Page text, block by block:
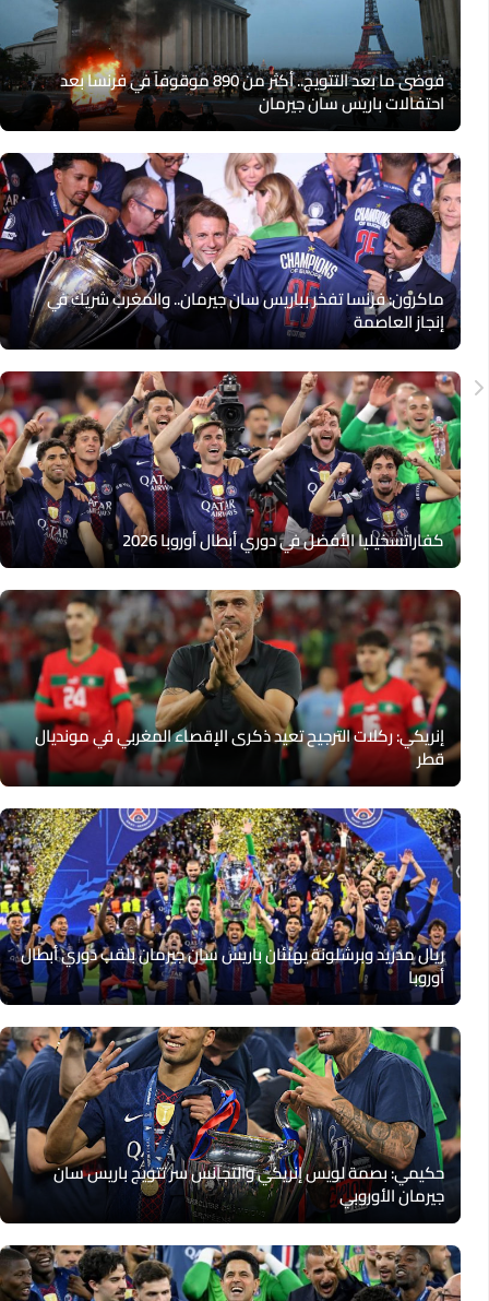
فوضى ما بعد التتويج.. أكثر من 890 موقوفاً في فرنسا بعد
احتفالات باريس سان جيرمان
ماكرون: فرنسا تفخر بباريس سان جيرمان.. والمغرب شريك في
إنجاز العاصمة
كفاراتسخيليا الأفضل في دوري أبطال أوروبا 2026
إنريكي: ركلات الترجيح تعيد ذكرى الإقصاء المغربي في مونديال
قطر
ريال مدريد وبرشلونة يهنئان باريس سان جيرمان بلقب دوري أبطال
أوروبا
حكيمي: بصمة لويس إنريكي والتجانس سر تتويج باريس سان
جيرمان الأوروبي